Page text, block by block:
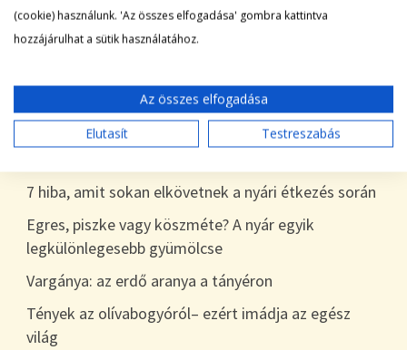
LEGFRISSEBB BEJEGYZÉSEK
Tökszezon: sokoldalú alapanyagok a nyártól
7 hiba, amit sokan elkövetnek a nyári étkezés során
Egres, piszke vagy köszméte? A nyár egyik
legkülönlegesebb gyümölcse
Vargánya: az erdő aranya a tányéron
Tények az olívabogyóról– ezért imádja az egész
világ
(cookie) használunk. 'Az összes elfogadása' gombra kattintva
hozzájárulhat a sütik használatához.
Az összes elfogadása
Elutasít
Testreszabás